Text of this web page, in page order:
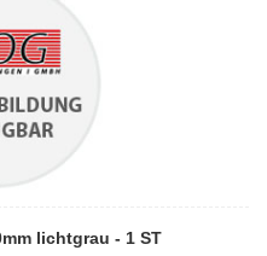
lichtgrau - 1 ST